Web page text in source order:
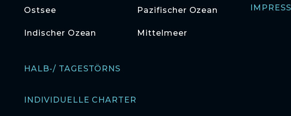
Ostsee
Indischer Ozean
Pazifischer Ozean
Mittelmeer
HALB-/ TAGESTÖRNS
INDIVIDUELLE CHARTER